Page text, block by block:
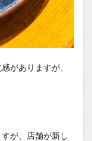
がありますが、
が、店舗が新し